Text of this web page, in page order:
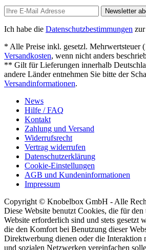
Newsletter
Ich habe die Datenschutzbestimmungen
* Alle Preise inkl. gesetzl. Mehrwertsteuer
Versandkosten, wenn nicht anders
** Gilt für Lieferungen innerhalb
andere Länder entnehmen Sie bitte der
Versandinformationen.
News
Hilfe / FAQ
Kontakt
Zahlung und Versand
Widerrufsrecht
Vertrag widerrufen
Datenschutzerklärung
Cookie-Einstellungen
AGB und Kundeninformationen
Impressum
Copyright © Knobelbox GmbH - Alle
Diese Website benutzt Cookies, die für
Website erforderlich sind und stets gesetzt
die den Komfort bei Benutzung dieser
Direktwerbung dienen oder die Interaktion
und sozialen Netzwerken vereinfachen